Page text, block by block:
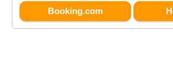
Booking.com